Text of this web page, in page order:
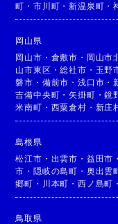
町 ・市川町 ・新温泉町 ・
岡山県
岡山市 ・ 倉敷市 ・ 岡山市
山市東区 ・総社市 ・ 玉野
磐市 ・ 備前市 ・浅口市 ・
吉備中央町 ・矢掛町 ・鏡
米南町 ・ 西粟倉村 ・ 新庄
島根県
松江市 ・ 出雲市 ・ 益田市
市 ・隠岐の島町 ・ 奥出雲
郷町 ・ 川本町 ・西ノ島町
鳥取県